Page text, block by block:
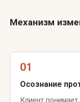
Механизм
01
Осознание
Клиент